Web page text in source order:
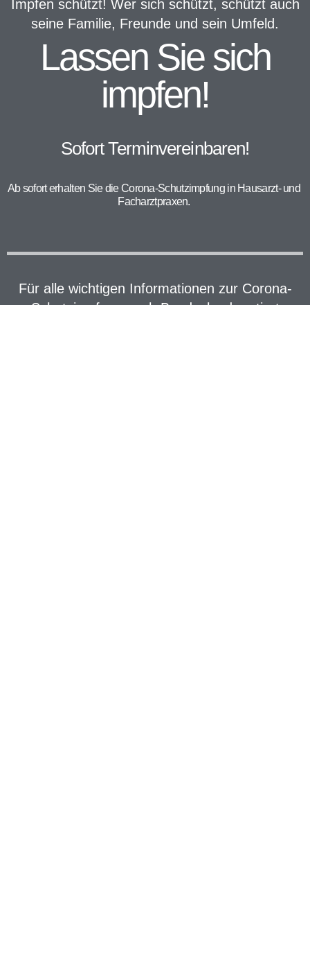
Impfen schützt! Wer sich schützt, schützt auch
seine Familie, Freunde und sein Umfeld.
Lassen Sie sich
impfen!
Sofort Terminvereinbaren!
Ab sofort erhalten Sie die Corona-Schutzimpfung in Hausarzt- und
Facharztpraxen.
Für alle wichtigen Informationen zur Corona-
Schutzimpfung nach Bundesland sortiert